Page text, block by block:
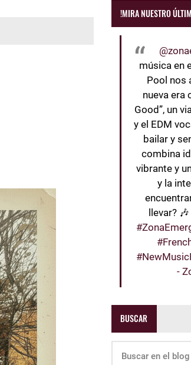
!MIRA NUESTRO
música en
Pool nos
nueva era
Good”, un
y el EDM
bailar y
combina
vibrante y
y la
llevar?
-
BUSCAR